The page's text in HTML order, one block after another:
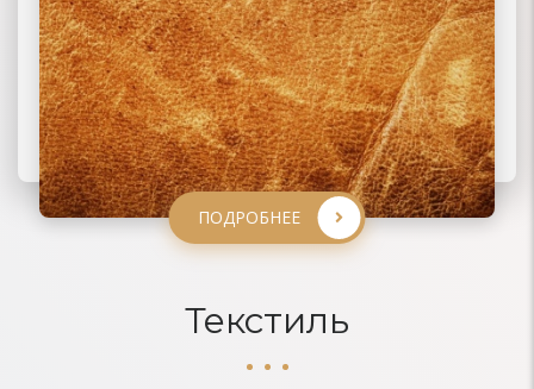
ПОДРОБНЕЕ
ПОДРОБНЕЕ
ПОДРОБНЕЕ
ПОДРОБНЕЕ
Текстиль